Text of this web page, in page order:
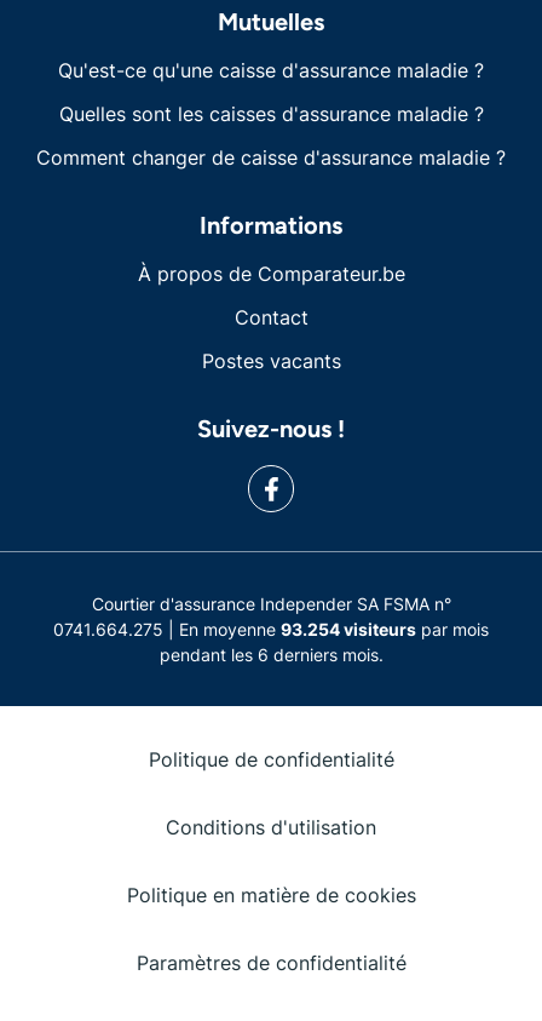
Mutuelles
Qu'est-ce qu'une caisse d'assurance maladie ?
Quelles sont les caisses d'assurance maladie ?
Comment changer de caisse d'assurance maladie ?
Informations
À propos de Comparateur.be
Contact
Postes vacants
Suivez-nous !
Courtier d'assurance Independer SA FSMA n°
0741.664.275 | En moyenne 93.254 visiteurs par mois
pendant les 6 derniers mois.
Politique de confidentialité
Conditions d'utilisation
Politique en matière de cookies
Paramètres de confidentialité